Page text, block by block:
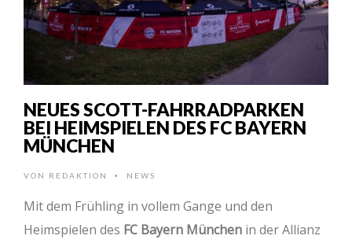
NEUES SCOTT-FAHRRADPARKEN
BEI HEIMSPIELEN DES FC BAYERN
MÜNCHEN
VON REDAKTION • NEWS
Mit dem Frühling in vollem Gange und den
Heimspielen des FC Bayern München in der Allianz